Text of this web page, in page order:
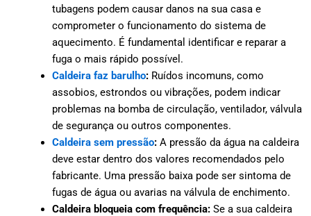
tubagens podem causar danos na sua casa e
comprometer o funcionamento do sistema de
aquecimento. É fundamental identificar e reparar a
fuga o mais rápido possível.
Caldeira faz barulho: Ruídos incomuns, como
assobios, estrondos ou vibrações, podem indicar
problemas na bomba de circulação, ventilador, válvula
de segurança ou outros componentes.
Caldeira sem pressão: A pressão da água na caldeira
deve estar dentro dos valores recomendados pelo
fabricante. Uma pressão baixa pode ser sintoma de
fugas de água ou avarias na válvula de enchimento.
Caldeira bloqueia com frequência: Se a sua caldeira